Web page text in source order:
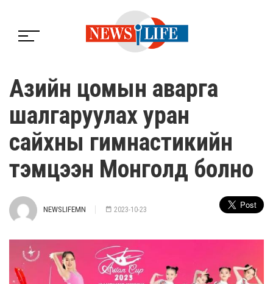
Азийн цомын аварга
шалгаруулах уран
сайхны гимнастикийн
тэмцээн Монголд болно
NEWSLIFEMN 2023-10-23